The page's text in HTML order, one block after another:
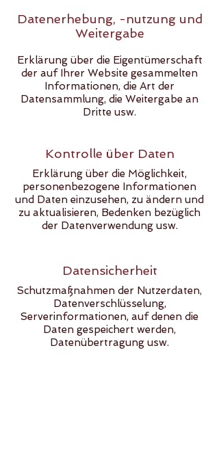
Datenerhebung, -nutzung und
Weitergabe
Erklärung über die Eigentümerschaft
der auf Ihrer Website gesammelten
Informationen, die Art der
Datensammlung, die Weitergabe an
Dritte usw.
Kontrolle über Daten
Erklärung über die Möglichkeit,
personenbezogene Informationen
und Daten einzusehen, zu ändern und
zu aktualisieren, Bedenken bezüglich
der Datenverwendung usw.
Datensicherheit
Schutzmaßnahmen der Nutzerdaten,
Datenverschlüsselung,
Serverinformationen, auf denen die
Daten gespeichert werden,
Datenübertragung usw.